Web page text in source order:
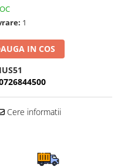
1
IN COS
Cere informatii